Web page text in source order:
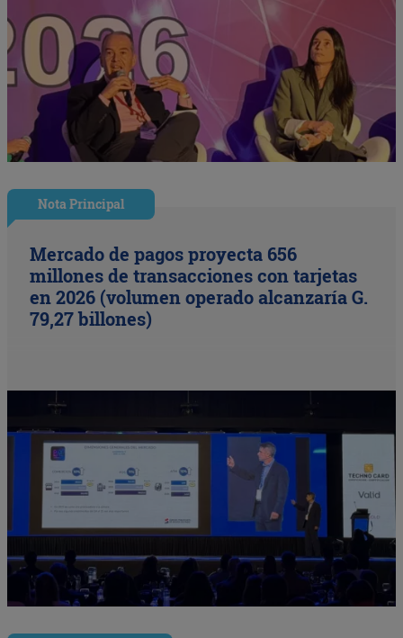
Nota Principal
Mercado de pagos proyecta 656
millones de transacciones con tarjetas
en 2026 (volumen operado alcanzaría G.
79,27 billones)